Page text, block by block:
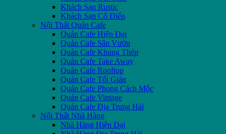
Khách Sạn Rustic
Khách Sạn Cổ Điển
Nội Thất Quán Cafe
Quán Cafe Hiện Đại
Quán Cafe Sân Vườn
Quán Cafe Khung Thép
Quán Cafe Take Away
Quán Cafe Rooftop
Quán Cafe Tối Giản
Quán Cafe Phong Cách Mộc
Quán Cafe Vintage
Quán Cafe Địa Trung Hải
Nội Thất Nhà Hàng
Nhà Hàng Hiện Đại